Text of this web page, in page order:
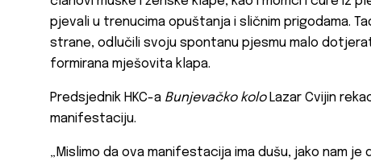
pjevali u trenucima opuštanja i sličnim prigodama.
strane, odlučili svoju spontanu pjesmu malo
formirana mješovita klapa.
Predsjednik HKC-a Bunjevačko koloLazar Cvijin
manifestaciju.
„Mislimo da ova manifestacija ima dušu, jako nam je